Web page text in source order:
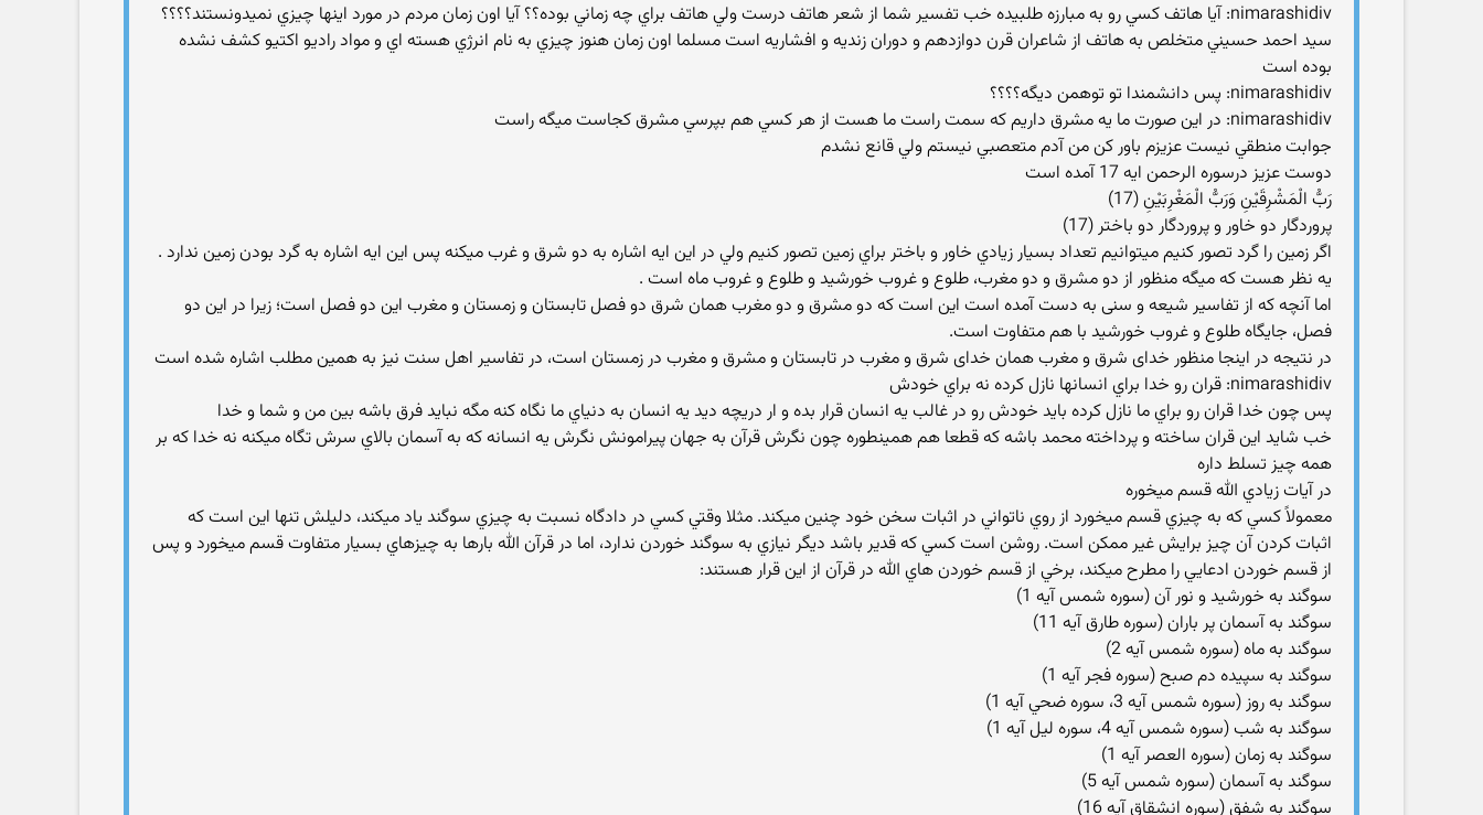
nimarashidiv: آيا هاتف کسي رو به مبارزه طلبيده خب تفسير شما از شعر هاتف درست ولي هاتف براي چه زماني بوده؟؟ آيا اون زمان مردم در مورد اينها چيزي نميدونستند؟؟؟؟
سيد احمد حسيني متخلص به هاتف از شاعران قرن دوازدهم و دوران زنديه و افشاريه است مسلما اون زمان هنوز چيزي به نام انرژي هسته اي و مواد راديو اکتيو کشف نشده
بوده است
nimarashidiv: پس دانشمندا تو توهمن ديگه؟؟؟؟
nimarashidiv: در اين صورت ما يه مشرق داريم که سمت راست ما هست از هر کسي هم بپرسي مشرق کجاست ميگه راست
جوابت منطقي نيست عزيزم باور کن من آدم متعصبي نيستم ولي قانع نشدم
دوست عزيز درسوره الرحمن ايه 17 آمده است
رَبُّ الْمَشْرِقَيْنِ وَرَبُّ الْمَغْرِبَيْنِ (17)
پروردگار دو خاور و پروردگار دو باختر (17)
اگر زمين را گرد تصور کنيم ميتوانيم تعداد بسيار زيادي خاور و باختر براي زمين تصور کنيم ولي در اين ايه اشاره به دو شرق و غرب ميکنه پس اين ايه اشاره به گرد بودن زمين ندارد .
يه نظر هست که ميگه منظور از دو مشرق و دو مغرب، طلوع و غروب خورشيد و طلوع و غروب ماه است .
اما آنچه كه از تفاسير شيعه و سنى به دست آمده است اين است كه دو مشرق و دو مغرب همان شرق دو فصل تابستان و زمستان و مغرب اين دو فصل است؛ زيرا در اين دو
فصل، جايگاه طلوع و غروب خورشيد با هم متفاوت است.
در نتيجه در اينجا منظور خداى شرق و مغرب همان خداى شرق و مغرب در تابستان و مشرق و مغرب در زمستان است، در تفاسير اهل سنت نيز به همين مطلب اشاره شده است
nimarashidiv: قران رو خدا براي انسانها نازل کرده نه براي خودش
پس چون خدا قران رو براي ما نازل کرده بايد خودش رو در غالب يه انسان قرار بده و ار دريچه ديد يه انسان به دنياي ما نگاه کنه مگه نبايد فرق باشه بين من و شما و خدا
خب شايد اين قران ساخته و پرداخته محمد باشه که قطعا هم همينطوره چون نگرش قرآن به جهان پيرامونش نگرش يه انسانه که به آسمان بالاي سرش تگاه ميکنه نه خدا که بر
همه چيز تسلط داره
در آيات زيادي الله قسم ميخوره
معمولاً کسي که به چيزي قسم ميخورد از روي ناتواني در اثبات سخن خود چنين ميکند. مثلا وقتي کسي در دادگاه نسبت به چيزي سوگند ياد ميکند، دليلش تنها اين است که
اثبات کردن آن چيز برايش غير ممکن است. روشن است کسي که قدير باشد ديگر نيازي به سوگند خوردن ندارد، اما در قرآن الله بارها به چيزهاي بسيار متفاوت قسم ميخورد و پس
از قسم خوردن ادعايي را مطرح ميکند، برخي از قسم خوردن هاي الله در قرآن از اين قرار هستند:
سوگند به خورشيد و نور آن (سوره شمس آيه 1)
سوگند به آسمان پر باران (سوره طارق آيه 11)
سوگند به ماه (سوره شمس آيه 2)
سوگند به سپيده دم صبح (سوره فجر آيه 1)
سوگند به روز (سوره شمس آيه 3، سوره ضحي آيه 1)
سوگند به شب (سوره شمس آيه 4، سوره ليل آيه 1)
سوگند به زمان (سوره العصر آيه 1)
سوگند به آسمان (سوره شمس آيه 5)
سوگند به شفق (سوره انشقاق آيه 16)